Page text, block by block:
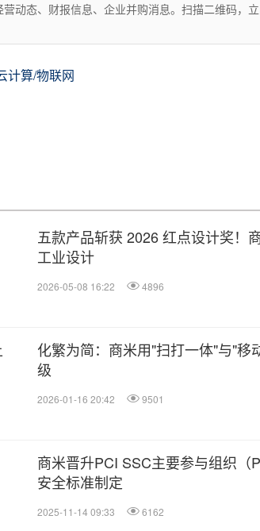
动态、财报信息、企业并购消息。扫描二维码，立
计算/物联网
五款产品斩获 2026 红点设计奖！
工业设计
2026-05-08 16:22 4896
化繁为简：商米用"扫打一体"与"移
级
2026-01-16 20:42 9501
商米晋升PCI SSC主要参与组织
安全标准制定
2025-11-14 09:33 6162